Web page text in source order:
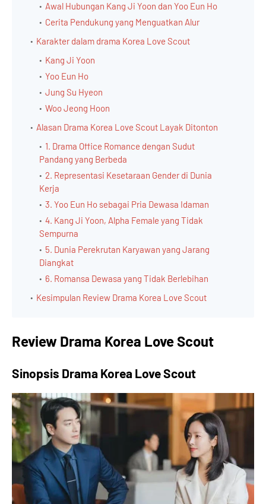
Awal Hubungan Kang Ji Yoon dan Yoo Eun Ho
Cerita Pendukung yang Menguatkan Alur
Karakter dalam drama Korea Love Scout
Kang Ji Yoon
Yoo Eun Ho
Jung Su Hyeon
Woo Jeong Hoon
Alasan Drama Korea Love Scout Layak Ditonton
1. Drama Office Romance dengan Sudut
Pandang yang Berbeda
2. Representasi Kesetaraan Gender di Dunia
Kerja
3. Yoo Eun Ho sebagai Pria Dewasa Idaman
4. Kang Ji Yoon, Alpha Female yang Tidak
Sempurna
5. Dunia Perekrutan Karyawan yang Jarang
Diangkat
6. Romansa Dewasa yang Tidak Berlebihan
Kesimpulan Review Drama Korea Love Scout
Review Drama Korea Love Scout
Sinopsis Drama Korea Love Scout